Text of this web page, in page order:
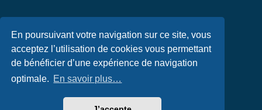
En poursuivant votre navigation sur ce site, vous
acceptez l’utilisation de cookies vous permettant
de bénéficier d’une expérience de navigation
optimale. En savoir plus…